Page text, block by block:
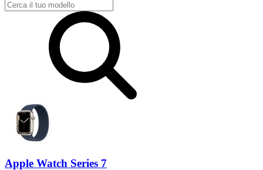
Apple Watch Series 7